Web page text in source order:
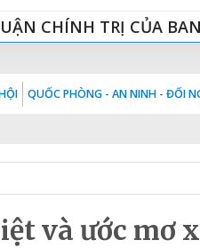
CHÍNH TRỊ CỦA
QUỐC PHÒNG - AN NINH - ĐỐI
và ước mơ